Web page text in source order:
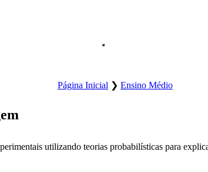
Página Inicial ❯ Ensino Médio
utilizando teorias probabilísticas para